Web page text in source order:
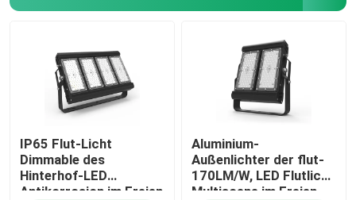
IP65 Flut-Licht
Dimmable des
Hinterhof-LED
Antikorrosion im Freien
Aluminium-
Außenlichter der flut-
170LM/W, LED Flutlicht
Multiscene im Freien